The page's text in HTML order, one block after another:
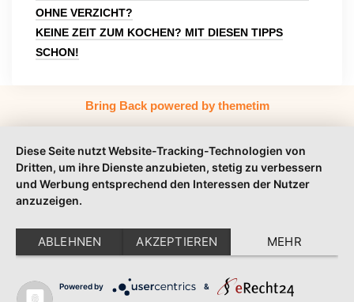
OHNE VERZICHT?
KEINE ZEIT ZUM KOCHEN? MIT DIESEN TIPPS
SCHON!
Bring Back powered by themetim
Diese Seite nutzt Website-Tracking-Technologien von
Dritten, um ihre Dienste anzubieten, stetig zu verbessern
und Werbung entsprechend den Interessen der Nutzer
anzuzeigen.
ABLEHNEN AKZEPTIEREN MEHR
Powered by &